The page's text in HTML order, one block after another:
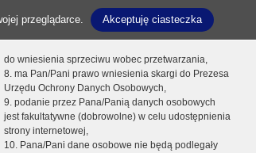
przeglądarce. Akceptuję ciasteczka
do wniesienia sprzeciwu wobec przetwarzania,
8. ma Pan/Pani prawo wniesienia skargi do Prezesa
Urzędu Ochrony Danych Osobowych,
9. podanie przez Pana/Panią danych osobowych
jest fakultatywne (dobrowolne) w celu udostępnienia
strony internetowej,
10. Pana/Pani dane osobowe nie będą podlegały